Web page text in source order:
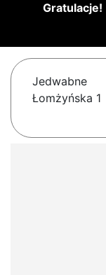
Gratulacje!
Jedwabne
Łomżyńska 1